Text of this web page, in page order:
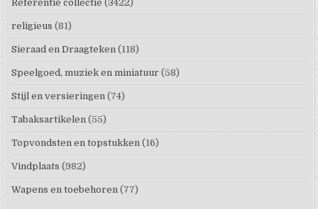
Referentie collectie (3422)
religieus (81)
Sieraad en Draagteken (118)
Speelgoed, muziek en miniatuur (58)
Stijl en versieringen (74)
Tabaksartikelen (55)
Topvondsten en topstukken (16)
Vindplaats (982)
Wapens en toebehoren (77)